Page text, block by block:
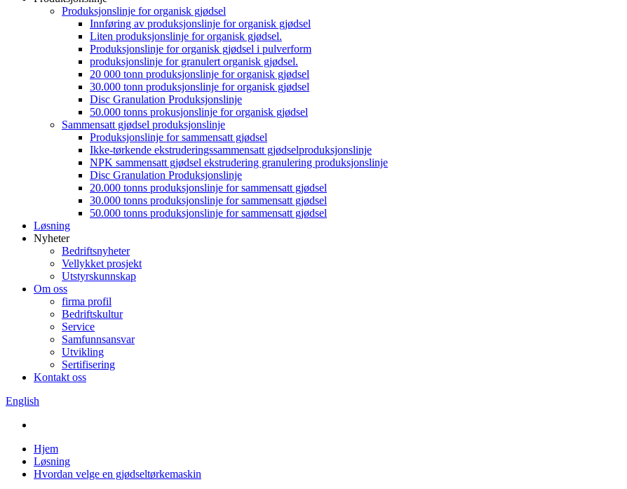
Produksjonslinje for organisk gjødsel
Innføring av produksjonslinje for organisk gjødsel
Liten produksjonslinje for organisk gjødsel.
Produksjonslinje for organisk gjødsel i pulverform
produksjonslinje for granulert organisk gjødsel.
20 000 tonn produksjonslinje for organisk gjødsel
30.000 tonn produksjonslinje for organisk gjødsel
Disc Granulation Produksjonslinje
50.000 tonns prokusjonslinje for organisk gjødsel
Sammensatt gjødsel produksjonslinje
Produksjonslinje for sammensatt gjødsel
Ikke-tørkende ekstruderingssammensatt gjødselproduksjonslinje
NPK sammensatt gjødsel ekstrudering granulering produksjonslinje
Disc Granulation Produksjonslinje
20.000 tonns produksjonslinje for sammensatt gjødsel
30.000 tonns produksjonslinje for sammensatt gjødsel
50.000 tonns produksjonslinje for sammensatt gjødsel
Løsning
Nyheter
Bedriftsnyheter
Vellykket prosjekt
Utstyrskunnskap
Om oss
firma profil
Bedriftskultur
Service
Samfunnsansvar
Utvikling
Sertifisering
Kontakt oss
English
Hjem
Løsning
Hvordan velge en gjødseltørkemaskin